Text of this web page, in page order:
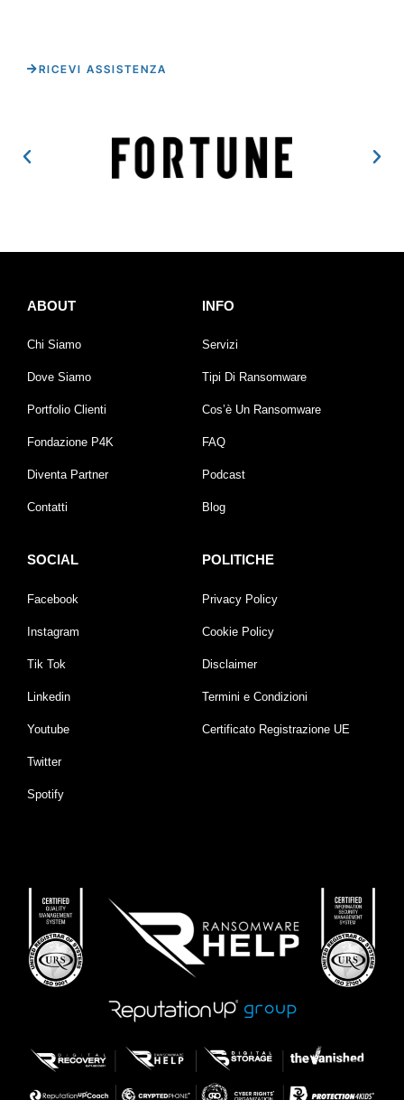
RICEVI ASSISTENZA
ABOUT
Chi Siamo
Dove Siamo
Portfolio Clienti
Fondazione P4K
Diventa Partner
Contatti
INFO
Servizi
Tipi Di Ransomware
Cos’è Un Ransomware
FAQ
Podcast
Blog
SOCIAL
Facebook
Instagram
Tik Tok
Linkedin
Youtube
Twitter
Spotify
POLITICHE
Privacy Policy
Cookie Policy
Disclaimer
Termini e Condizioni
Certificato Registrazione UE